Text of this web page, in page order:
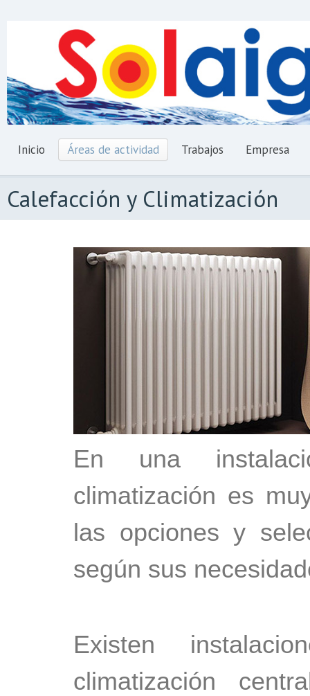
Inicio Áreas de actividad Trabajos Empresa
Calefacción y Climatización
En una
climatización es
las opciones y
según sus
Existen
climatización